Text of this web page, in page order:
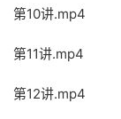
第10讲.mp4
第11讲.mp4
第12讲.mp4